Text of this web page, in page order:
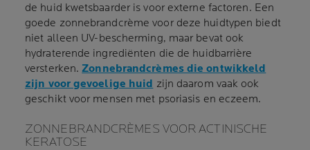
de huid kwetsbaarder is voor externe factoren. Een
goede zonnebrandcrème voor deze huidtypen biedt
niet alleen UV-bescherming, maar bevat ook
hydraterende ingrediënten die de huidbarrière
versterken.Zonnebrandcrèmes die ontwikkeld
zijn voor gevoelige huid zijn daarom vaak ook
geschikt voor mensen met psoriasis en eczeem.
ZONNEBRANDCRÈMES VOOR ACTINISCHE
KERATOSE